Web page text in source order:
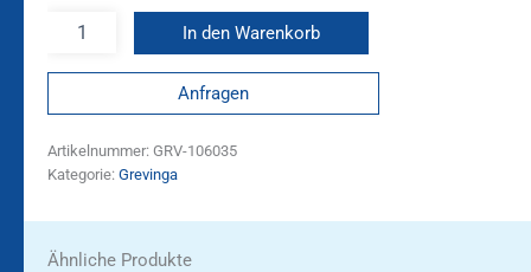
In den Warenkorb
Anfragen
Artikelnummer: GRV-106035
Kategorie: Grevinga
Ähnliche Produkte